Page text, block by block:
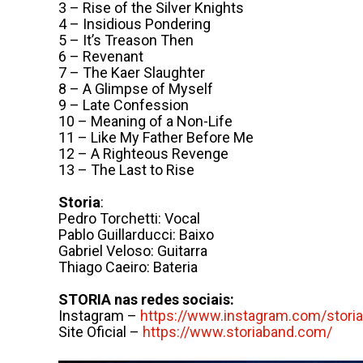
3 – Rise of the Silver Knights
4 – Insidious Pondering
5 – It’s Treason Then
6 – Revenant
7 – The Kaer Slaughter
8 – A Glimpse of Myself
9 – Late Confession
10 – Meaning of a Non-Life
11 – Like My Father Before Me
12 – A Righteous Revenge
13 – The Last to Rise
Storia:
Pedro Torchetti: Vocal
Pablo Guillarducci: Baixo
Gabriel Veloso: Guitarra
Thiago Caeiro: Bateria
STORIA nas redes sociais:
Instagram – https://www.instagram.com/
Site Oficial – https://www.storiaband.com/